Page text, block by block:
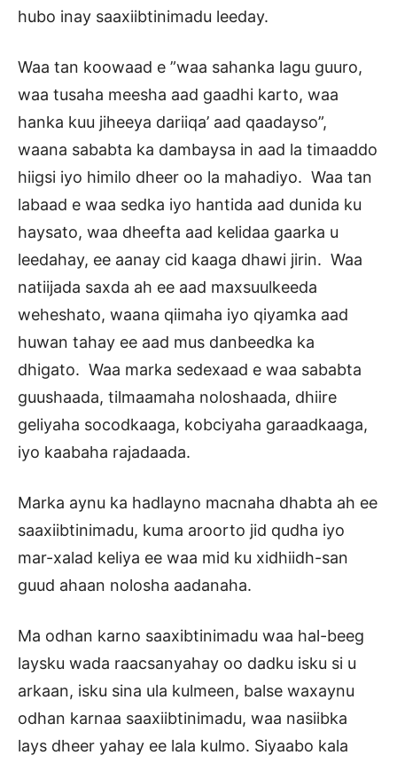
hubo inay saaxiibtinimadu leeday.
Waa tan koowaad e ”waa sahanka lagu guuro,
waa tusaha meesha aad gaadhi karto, waa
hanka kuu jiheeya dariiqa’ aad qaadayso”,
waana sababta ka dambaysa in aad la timaaddo
hiigsi iyo himilo dheer oo la mahadiyo. Waa tan
labaad e waa sedka iyo hantida aad dunida ku
haysato, waa dheefta aad kelidaa gaarka u
leedahay, ee aanay cid kaaga dhawi jirin. Waa
natiijada saxda ah ee aad maxsuulkeeda
weheshato, waana qiimaha iyo qiyamka aad
huwan tahay ee aad mus danbeedka ka
dhigato. Waa marka sedexaad e waa sababta
guushaada, tilmaamaha noloshaada, dhiire
geliyaha socodkaaga, kobciyaha garaadkaaga,
iyo kaabaha rajadaada.
Marka aynu ka hadlayno macnaha dhabta ah ee
saaxiibtinimadu, kuma aroorto jid qudha iyo
mar-xalad keliya ee waa mid ku xidhiidh-san
guud ahaan nolosha aadanaha.
Ma odhan karno saaxibtinimadu waa hal-beeg
laysku wada raacsanyahay oo dadku isku si u
arkaan, isku sina ula kulmeen, balse waxaynu
odhan karnaa saaxiibtinimadu, waa nasiibka
lays dheer yahay ee lala kulmo. Siyaabo kala